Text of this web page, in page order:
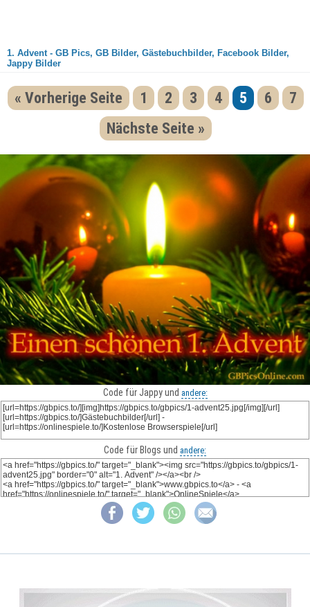
1. Advent - GB Pics, GB Bilder, Gästebuchbilder, Facebook Bilder,
Jappy Bilder
« Vorherige Seite 1 2 3 4 5 6
7
Nächste Seite »
Code für Jappy und andere:
Code für Blogs und andere: